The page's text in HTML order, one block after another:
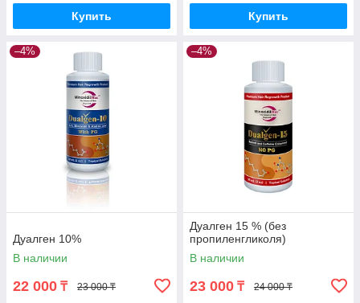
Купить Купить
–4%
Дуалген 10%
В наличии
22 000 ₸ 23 000 ₸
–4%
Дуалген 15 % (без
пропиленгликоля)
В наличии
23 000 ₸ 24 000 ₸